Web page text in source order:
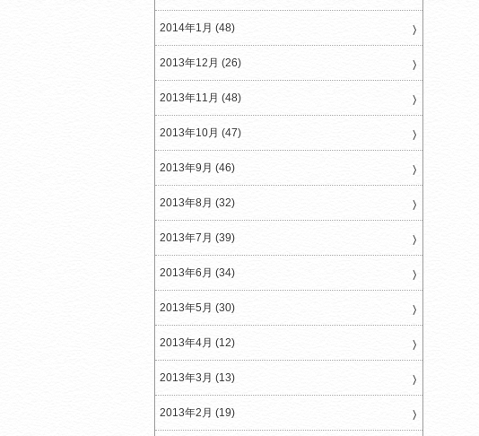
2014年1月 (48)
2013年12月 (26)
2013年11月 (48)
2013年10月 (47)
2013年9月 (46)
2013年8月 (32)
2013年7月 (39)
2013年6月 (34)
2013年5月 (30)
2013年4月 (12)
2013年3月 (13)
2013年2月 (19)